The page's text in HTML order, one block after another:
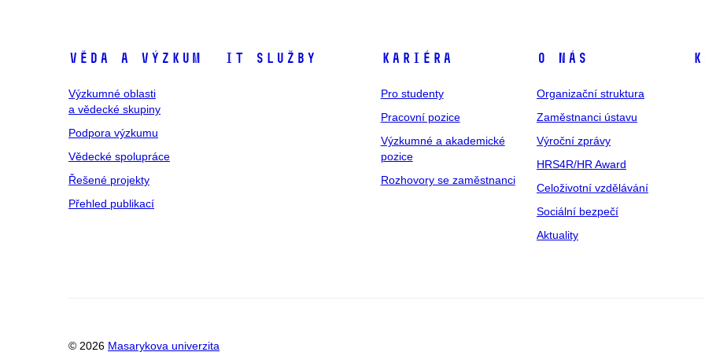
Věda a výzkum
Výzkumné oblasti
a vědecké skupiny
Podpora výzkumu
Vědecké spolupráce
Řešené projekty
Přehled publikací
IT služby Kariéra
Pro studenty
Pracovní pozice
Výzkumné a akademické
pozice
Rozhovory se zaměstnanci
O nás
Organizační struktura
Zaměstnanci ústavu
Výroční zprávy
HRS4R/HR Award
Celoživotní vzdělávání
Sociální bezpečí
Aktuality
© 2026 Masarykova univerzita